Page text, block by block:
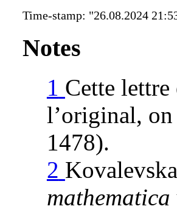
Time-stamp: "26.08.2024
Notes
1 Cette lettre
l’original,
1478).
2
mathematica